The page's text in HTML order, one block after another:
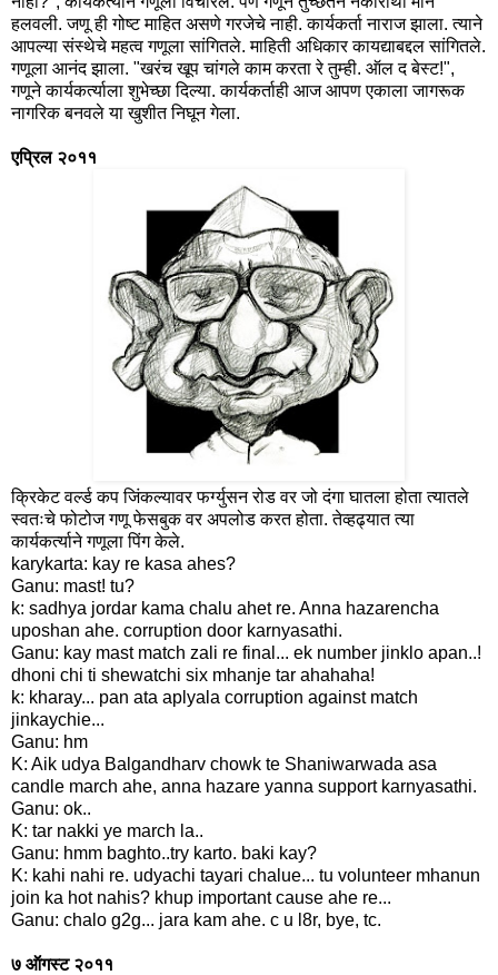
हलवली. जणू ही गोष्ट माहित असणे गरजेचे नाही. कार्यकर्ता नाराज झाला. त्याने
आपल्या संस्थेचे महत्व गणूला सांगितले. माहिती अधिकार कायद्याबद्दल सांगितले.
गणूला आनंद झाला. "खरंच खूप चांगले काम करता रे तुम्ही. ऑल द बेस्ट!",
गणूने कार्यकर्त्याला शुभेच्छा दिल्या. कार्यकर्ताही आज आपण एकाला जागरूक
नागरिक बनवले या खुशीत निघून गेला.
एप्रिल २०११
क्रिकेट वर्ल्ड कप जिंकल्यावर फर्ग्युसन रोड वर जो दंगा घातला होता त्यातले
स्वतःचे फोटोज गणू फेसबुक वर अपलोड करत होता. तेव्हढ्यात त्या
कार्यकर्त्याने गणूला पिंग केले.
karykarta: kay re kasa ahes?
Ganu: mast! tu?
k: sadhya jordar kama chalu ahet re. Anna hazarencha
uposhan ahe. corruption door karnyasathi.
Ganu: kay mast match zali re final... ek number jinklo apan..!
dhoni chi ti shewatchi six mhanje tar ahahaha!
k: kharay... pan ata aplyala corruption against match
jinkaychie...
Ganu: hm
K: Aik udya Balgandharv chowk te Shaniwarwada asa
candle march ahe, anna hazare yanna support karnyasathi.
Ganu: ok..
K: tar nakki ye march la..
Ganu: hmm baghto..try karto. baki kay?
K: kahi nahi re. udyachi tayari chalue... tu volunteer mhanun
join ka hot nahis? khup important cause ahe re...
Ganu: chalo g2g... jara kam ahe. c u l8r, bye, tc.
७ ऑगस्ट २०११